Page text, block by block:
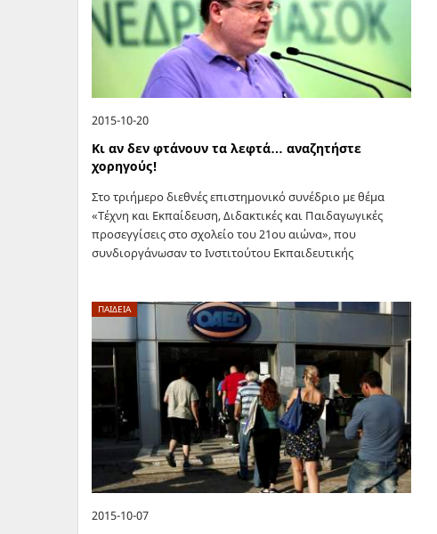
2015-10-20
Κι αν δεν φτάνουν τα λεφτά… αναζητήστε
χορηγούς!
Στο τριήμερο διεθνές επιστημονικό συνέδριο με θέμα
«Τέχνη και Εκπαίδευση, Διδακτικές και Παιδαγωγικές
προσεγγίσεις στο σχολείο του 21ου αιώνα», που
συνδιοργάνωσαν το Ινστιτούτου Εκπαιδευτικής
ΠΑΙΔΕΙΑ
2015-10-07